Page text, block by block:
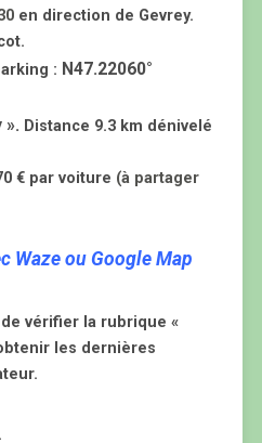
en direction de Gevrey.
: N47.22060°
». Distance 9.3 km dénivelé
€ par voiture (à partager
Waze ou Google Map
vérifier la rubrique «
les dernières